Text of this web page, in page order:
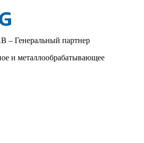
Генеральный партнер
и металлообрабатывающее